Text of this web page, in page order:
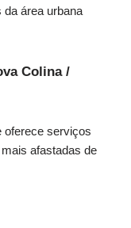
da área urbana
Colina /
oferece serviços
afastadas de